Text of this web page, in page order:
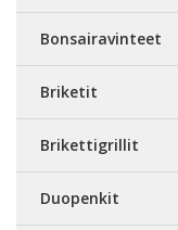
Bonsairavinteet
Briketit
Brikettigrillit
Duopenkit